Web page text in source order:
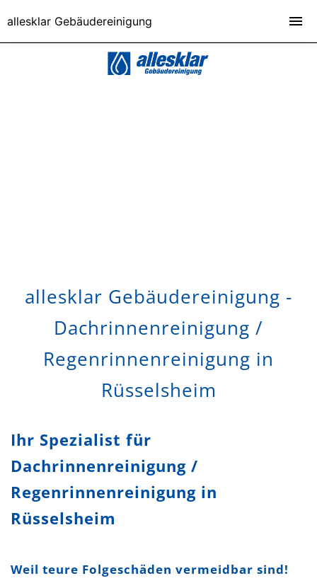
allesklar Gebäudereinigung -
Dachrinnenreinigung /
Regenrinnenreinigung in
Rüsselsheim
Ihr Spezialist für
Dachrinnenreinigung /
Regenrinnenreinigung in
Rüsselsheim
Weil teure Folgeschäden vermeidbar sind!
allesklar Gebäudereinigung